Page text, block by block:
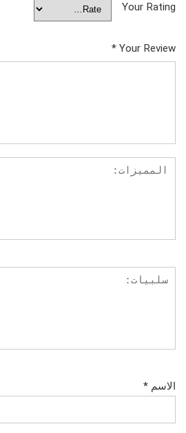
Your Rating
Your Review
*
الاسم *